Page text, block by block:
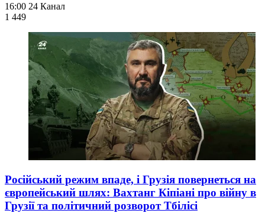
16:00 24 Канал
1 449
Російський режим впаде, і Грузія повернеться на
європейський шлях: Вахтанг Кіпіані про війну в
Грузії та політичний розворот Тбілісі